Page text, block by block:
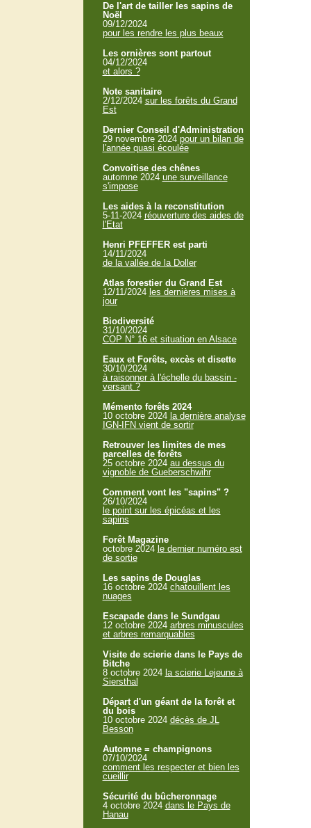
De l'art de tailler les sapins de
Noël
09/12/2024
pour les rendre les plus beaux
Les ornières sont partout
04/12/2024
et alors ?
Note sanitaire
2/12/2024 sur les forêts du Grand
Est
Dernier Conseil d'Administration
29 novembre 2024 pour un bilan de
l'année quasi écoulée
Convoitise des chênes
automne 2024 une surveillance
s'impose
Les aides à la reconstitution
5-11-2024 réouverture des aides de
l'Etat
Henri PFEFFER est parti
14/11/2024
de la vallée de la Doller
Atlas forestier du Grand Est
12/11/2024 les dernières mises à
jour
Biodiversité
31/10/2024
COP N° 16 et situation en Alsace
Eaux et Forêts, excès et disette
30/10/2024
à raisonner à l'échelle du bassin -
versant ?
Mémento forêts 2024
10 octobre 2024 la dernière analyse
IGN-IFN vient de sortir
Retrouver les limites de mes
parcelles de forêts
25 octobre 2024 au dessus du
vignoble de Gueberschwihr
Comment vont les "sapins" ?
26/10/2024
le point sur les épicéas et les
sapins
Forêt Magazine
octobre 2024 le dernier numéro est
de sortie
Les sapins de Douglas
16 octobre 2024 chatouillent les
nuages
Escapade dans le Sundgau
12 octobre 2024 arbres minuscules
et arbres remarquables
Visite de scierie dans le Pays de
Bitche
8 octobre 2024 la scierie Lejeune à
Siersthal
Départ d'un géant de la forêt et
du bois
10 octobre 2024 décès de JL
Besson
Automne = champignons
07/10/2024
comment les respecter et bien les
cueillir
Sécurité du bûcheronnage
4 octobre 2024 dans le Pays de
Hanau